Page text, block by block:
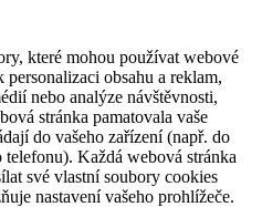
které mohou používat webové
obsahu a reklam,
nebo analýze návštěvnosti,
stránka pamatovala vaše
do vašeho zařízení (např. do
Každá webová stránka
své vlastní soubory cookies
nastavení vašeho prohlížeče.